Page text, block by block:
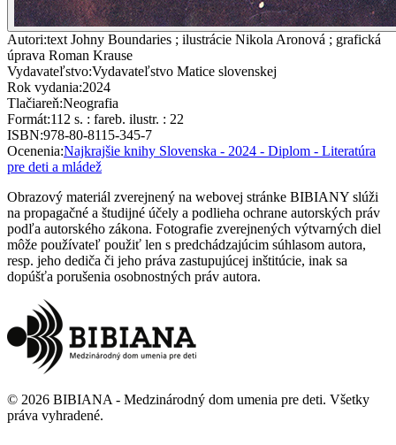
Autori:text Johny Boundaries ; ilustrácie Nikola Aronová ; grafická
úprava Roman Krause
Vydavateľstvo:Vydavateľstvo Matice slovenskej
Rok vydania:2024
Tlačiareň:Neografia
Formát:112 s. : fareb. ilustr. : 22
ISBN:978-80-8115-345-7
Ocenenia:Najkrajšie knihy Slovenska - 2024 - Diplom - Literatúra
pre deti a mládež
Obrazový materiál zverejnený na webovej stránke BIBIANY slúži
na propagačné a študijné účely a podlieha ochrane autorských práv
podľa autorského zákona. Fotografie zverejnených výtvarných diel
môže používateľ použiť len s predchádzajúcim súhlasom autora,
resp. jeho dediča či jeho práva zastupujúcej inštitúcie, inak sa
dopúšťa porušenia osobnostných práv autora.
© 2026 BIBIANA - Medzinárodný dom umenia pre deti. Všetky
práva vyhradené.